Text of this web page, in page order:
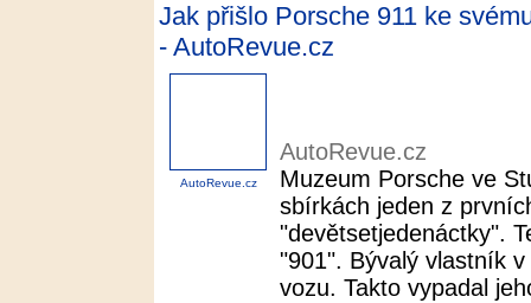
Jak přišlo Porsche 911 ke
- AutoRevue.cz
AutoRevue.cz
AutoRevue.cz
Muzeum Porsche ve
sbírkách jeden z
"devětsetjedenáctky".
"901". Bývalý vlastník
vozu. Takto vypadal